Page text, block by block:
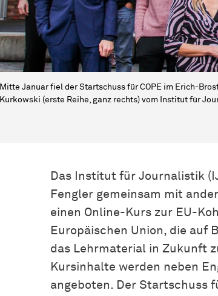
Mitte Januar fiel der Startschuss für COPE im Erich-
Kurkowski (erste Reihe, ganz rechts) vom Institut für
Das Institut für Journalistik
Fengler gemeinsam mit
einen Online-Kurs zur EU-
Europäischen Union, die auf
das Lehrmaterial in Zukunft
Kursinhalte werden neben
angeboten. Der Startschuss